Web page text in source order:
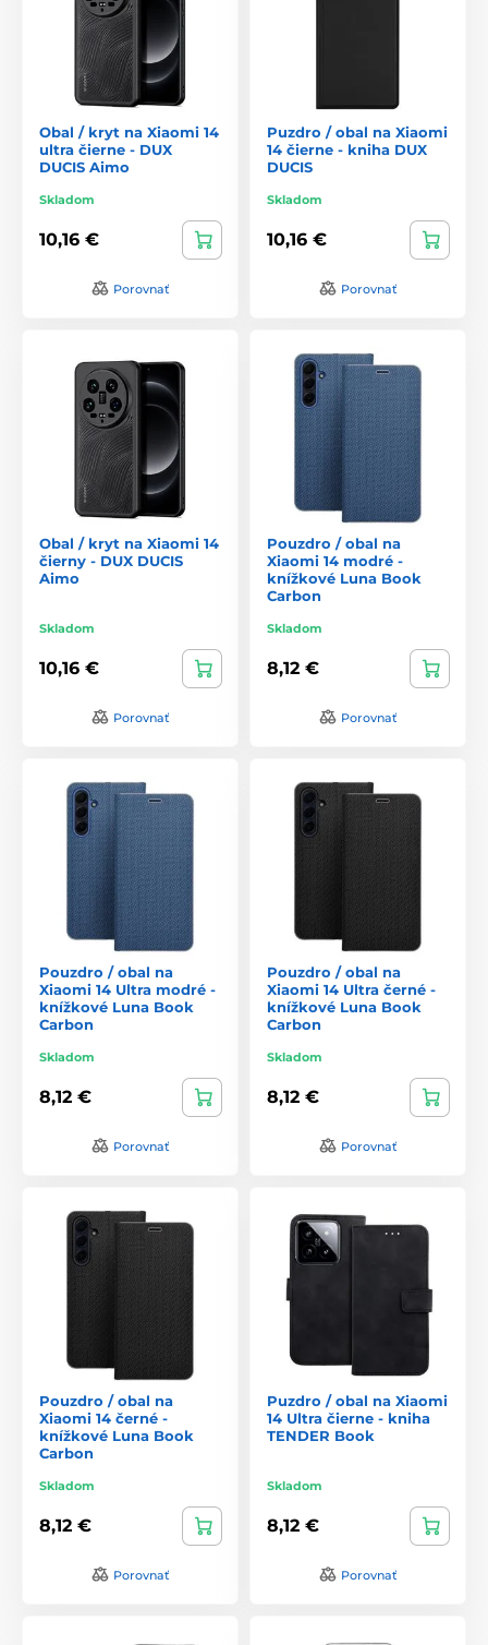
Obal / kryt na Xiaomi 14
ultra čierne - DUX
DUCIS Aimo
Skladom
10,16 €
Porovnať
Puzdro / obal na Xiaomi
14 čierne - kniha DUX
DUCIS
Skladom
10,16 €
Porovnať
Obal / kryt na Xiaomi 14
čierny - DUX DUCIS
Aimo
Skladom
10,16 €
Porovnať
Pouzdro / obal na
Xiaomi 14 modré -
knížkové Luna Book
Carbon
Skladom
8,12 €
Porovnať
Pouzdro / obal na
Xiaomi 14 Ultra modré -
knížkové Luna Book
Carbon
Skladom
8,12 €
Porovnať
Pouzdro / obal na
Xiaomi 14 Ultra černé -
knížkové Luna Book
Carbon
Skladom
8,12 €
Porovnať
Pouzdro / obal na
Xiaomi 14 černé -
knížkové Luna Book
Carbon
Skladom
8,12 €
Porovnať
Puzdro / obal na Xiaomi
14 Ultra čierne - kniha
TENDER Book
Skladom
8,12 €
Porovnať